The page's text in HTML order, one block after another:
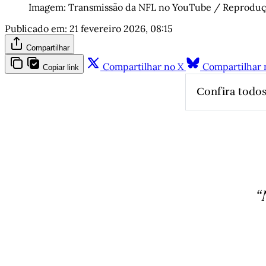
Imagem: Transmissão da NFL no YouTube /
Publicado em: 21 fevereiro 2026, 08:15
Compartilhar
Copiar link Compartilhar no X Compartilhar
Confira
A alegre
Natalia
Histórias